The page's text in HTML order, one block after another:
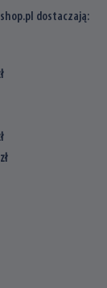
dostaczają: